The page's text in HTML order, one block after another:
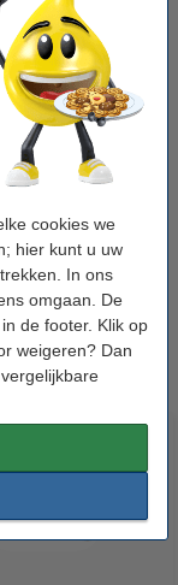
cookies we
hier kunt u uw
In ons
omgaan. De
de footer. Klik op
weigeren? Dan
A3 - 250